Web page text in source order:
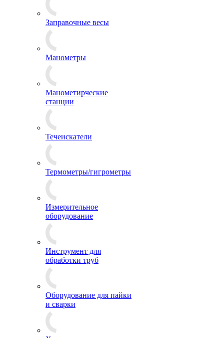
Заправочные весы
Манометры
Манометирческие
станции
Течеискатели
Термометры/гигрометры
Измерительное
оборудование
Инструмент для
обработки труб
Оборудование для пайки
и сварки